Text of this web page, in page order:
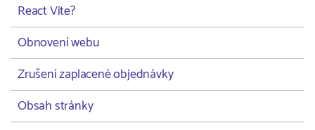
React Vite?
Obnovení webu
Zrušení zaplacené objednávky
Obsah stránky